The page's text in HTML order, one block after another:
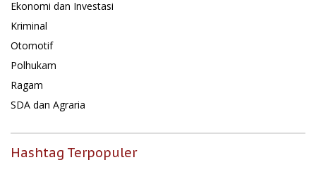
Ekonomi dan Investasi
Kriminal
Otomotif
Polhukam
Ragam
SDA dan Agraria
Hashtag Terpopuler